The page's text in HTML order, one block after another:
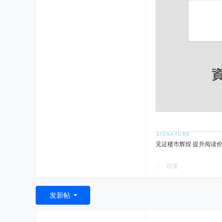
见证楼市辉煌 提升阅读
回复
发新帖